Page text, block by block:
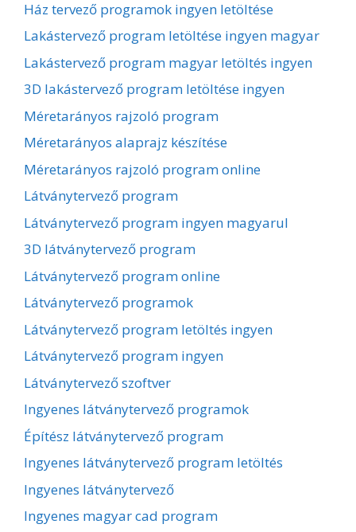
Ház tervező programok ingyen letöltése
Lakástervező program letöltése ingyen magyar
Lakástervező program magyar letöltés ingyen
3D lakástervező program letöltése ingyen
Méretarányos rajzoló program
Méretarányos alaprajz készítése
Méretarányos rajzoló program online
Látványtervező program
Látványtervező program ingyen magyarul
3D látványtervező program
Látványtervező program online
Látványtervező programok
Látványtervező program letöltés ingyen
Látványtervező program ingyen
Látványtervező szoftver
Ingyenes látványtervező programok
Építész látványtervező program
Ingyenes látványtervező program letöltés
Ingyenes látványtervező
Ingyenes magyar cad program